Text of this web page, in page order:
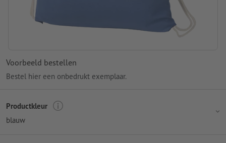
Voorbeeld bestellen
Bestel hier een onbedrukt exemplaar.
Productkleur
blauw